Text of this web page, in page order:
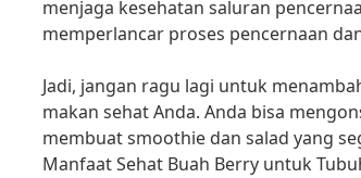
menjaga kesehatan saluran
memperlancar proses pencernaan
Jadi, jangan ragu lagi untuk
makan sehat Anda. Anda bisa
membuat smoothie dan salad yang
Manfaat Sehat Buah Berry untuk